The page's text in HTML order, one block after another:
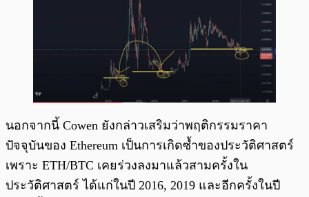
นอกจากนี้ Cowen ยังกล่าวเสริมว่าพฤติกรรมราคา
ปัจจุบันของ Ethereum เป็นการเกิดซ้ำของประวัติศาสตร์
เพราะ ETH/BTC เคยร่วงลงมาแล้วสามครั้งใน
ประวัติศาสตร์ ได้แก่ในปี 2016, 2019 และอีกครั้งในปี